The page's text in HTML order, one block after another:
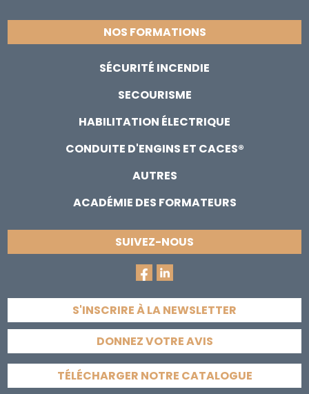
NOS FORMATIONS
SÉCURITÉ INCENDIE
SECOURISME
HABILITATION ÉLECTRIQUE
CONDUITE D'ENGINS ET CACES®
AUTRES
ACADÉMIE DES FORMATEURS
SUIVEZ-NOUS
S'INSCRIRE À LA NEWSLETTER
DONNEZ VOTRE AVIS
TÉLÉCHARGER NOTRE CATALOGUE